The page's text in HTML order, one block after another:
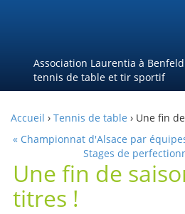
Association Laurentia à
tennis de table et tir sportif
Accueil › Tennis de table › Une fin
« Championnat d'Alsace par
Stages de
Une fin de
titres !